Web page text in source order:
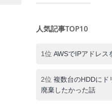
人気記事TOP10
1位 AWSでIPアドレス
2位 複数台のHDDにド
廃棄したかった話